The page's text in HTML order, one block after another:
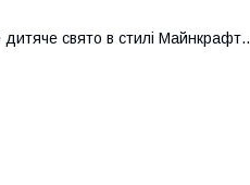
дитяче свято в стилі Майнкрафт..